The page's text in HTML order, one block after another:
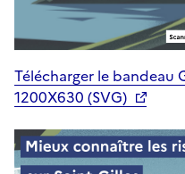
Télécharger le bandeau
1200X630 (SVG)